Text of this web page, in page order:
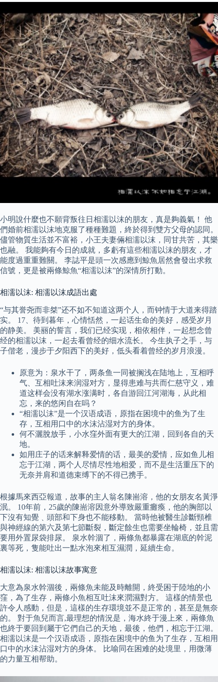
小明說什麼也不願背叛往日相濡以沫的朋友，真是夠義氣！ 他
們婚前相濡以沫地克服了種種難題，終於得到雙方父母的認同。
儘管物質生活並不富裕，小王夫妻倆相濡以沫，同甘共苦，其樂
也融。 我能夠有今日的成就，多虧有這些相濡以沫的朋友，才
能度過重重難關。 李誌平是頭一次感應到鯨魚居然會發出求救
信號，更是被兩條鯨魚“相濡以沫”的深情所打動。
相濡以沫: 相濡以沫成語出處
“与其誉尧而非桀”还不如不知道这两个人，而钟情于大道来得踏
实。 17、待到暮年，心情恬然，一起话生命的美好，感受岁月
的静美。 美丽的誓言，我们已经实现，相依相伴，一起想念曾
经的相濡以沫，一起去看曾经的细水流长。 今生执子之手，与
子偕老，漫步于夕阳西下的美好，低头看着曾经的岁月浪漫。
原意为：泉水干了，两条鱼一同被搁浅在陆地上，互相呼
气、互相吐沫来润湿对方，显得患难与共而仁慈守义，难
道这样会没有湖水涨满时，各自游回江河湖海，从此相
忘，来的悠闲自在吗？
“相濡以沫”是一个汉语成语，原指在困境中的鱼为了生
存，互相用口中的水沫沾湿对方的身体。
何不灑脫放手，小水窪外面有更大的江湖，回到各自的天
地。
如用庄子的话来解释爱情的话，最美的爱情，应如鱼儿相
忘于江湖，两个人尽情尽性地相爱，而不是生活重压下的
无奈并肩和道德束缚下的不得已携手。
根據馬來西亞報道，故事的主人翁名陳耑溶，他的女朋友名黃淨
泯。 10年前，25歲的陳耑溶因意外導致嚴重癱瘓，他的胸部以
下沒有知覺﹑頭部和下身也不能移動。 當時他被醫生診斷頸椎
與神經線的第六及第七節斷裂，斷定餘生也需要坐輪椅，並且需
要用外置尿袋排尿。 泉水幹涸了，兩條魚都暴露在湖底的幹泥
裏等死，隻能吐出一點水泡來相互濕潤，延續生命。
相濡以沫: 相濡以沫故事寓意
大意為泉水幹涸後，兩條魚未能及時離開，終受困于陸地的小
窪，為了生存，兩條小魚相互吐沫來潤濕對方。 這樣的情景也
許令人感動，但是，這樣的生存環境並不是正常的，甚至是無奈
的。 對于魚兒而言,最理想的情況是，海水終于漫上來，兩條魚
也終于要回到屬于它們自己的天地，最後，他們，相忘于江湖。
相濡以沫是一个汉语成语，原指在困境中的鱼为了生存，互相用
口中的水沫沾湿对方的身体。 比喻同在困难的处境里，用微薄
的力量互相帮助。